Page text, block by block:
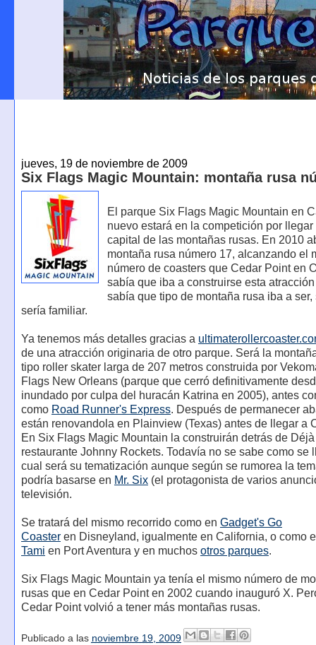
jueves, 19 de noviembre de 2009
Six Flags Magic Mountain: montaña rusa
El parque Six Flags Magic Mountain en
nuevo estará en la competición por llegar
capital de las montañas rusas. En 2010
montaña rusa número 17, alcanzando el
número de coasters que Cedar Point en
sabía que iba a construirse esta
sabía que tipo de montaña rusa iba a
sería familiar.
Ya tenemos más detalles gracias a
de una atracción originaria de otro parque. Será la
tipo roller skater larga de 207 metros construida por
Flags New Orleans (parque que cerró definitivamente
inundado por culpa del huracán Katrina en 2005), antes
como Road Runner's Express. Después de permanecer
están renovandola en Plainview (Texas) antes de llegar a
En Six Flags Magic Mountain la construirán detrás de
restaurante Johnny Rockets. Todavía no se sabe como se
cual será su tematización aunque según se rumorea la
podría basarse en Mr. Six(el protagonista de varios
televisión.
Se tratará del mismo recorrido como en Gadget's Go
Coasteren Disneyland, igualmente en California, o como
Tami en Port Aventura y en muchos otros parques.
Six Flags Magic Mountain ya tenía el mismo número de
rusas que en Cedar Point en 2002 cuando inauguró X.
Cedar Point volvió a tener más montañas rusas.
Publicado a las noviembre 19, 2009